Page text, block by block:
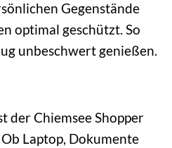
Gegenstände
optimal geschützt. So
unbeschwert genießen.
der Chiemsee Shopper
Laptop, Dokumente